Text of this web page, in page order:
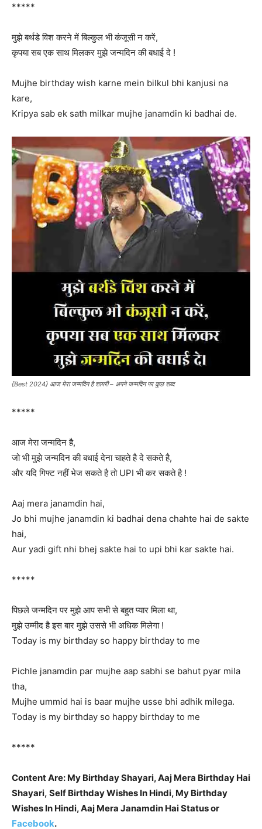
*****
मुझे बर्थडे विश करने में बिल्कुल भी कंजूसी न करें,
कृपया सब एक साथ मिलकर मुझे जन्मदिन की बधाई दे !
Mujhe birthday wish karne mein bilkul bhi kanjusi na
kare,
Kripya sab ek sath milkar mujhe janamdin ki badhai de.
{Best 2024} आज मेरा जन्मदिन है शायरी – अपने जन्मदिन पर कुछ शब्द
*****
आज मेरा जन्मदिन है,
जो भी मुझे जन्मदिन की बधाई देना चाहते है दे सकते है,
और यदि गिफ्ट नहीं भेज सकते है तो UPI भी कर सकते है !
Aaj mera janamdin hai,
Jo bhi mujhe janamdin ki badhai dena chahte hai de sakte
hai,
Aur yadi gift nhi bhej sakte hai to upi bhi kar sakte hai.
*****
पिछले जन्मदिन पर मुझे आप सभी से बहुत प्यार मिला था,
मुझे उम्मीद है इस बार मुझे उससे भी अधिक मिलेगा !
Today is my birthday so happy birthday to me
Pichle janamdin par mujhe aap sabhi se bahut pyar mila
tha,
Mujhe ummid hai is baar mujhe usse bhi adhik milega.
Today is my birthday so happy birthday to me
*****
Content Are: My Birthday Shayari, Aaj Mera Birthday Hai
Shayari, Self Birthday Wishes In Hindi, My Birthday
Wishes In Hindi, Aaj Mera Janamdin Hai Status or
Facebook.